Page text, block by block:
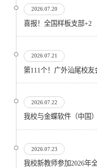
2026.07.20
喜报！全国样板支部+2
2026.07.21
第111个！广外汕尾校友
2026.07.22
我校与金蝶软件（中国
2026.07.23
我校新教师参加2026年